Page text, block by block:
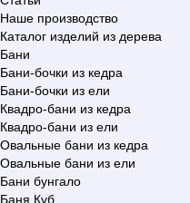
Наше производство
Каталог изделий из дерева
Бани
Бани-бочки из кедра
Бани-бочки из ели
Квадро-бани из кедра
Квадро-бани из ели
Овальные бани из кедра
Овальные бани из ели
Бани бунгало
Баня Куб